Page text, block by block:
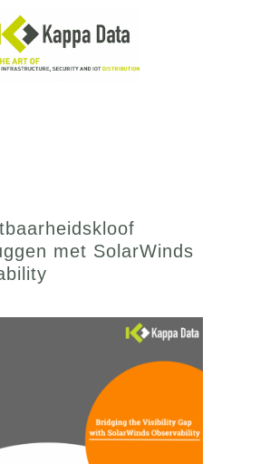
met SolarWinds